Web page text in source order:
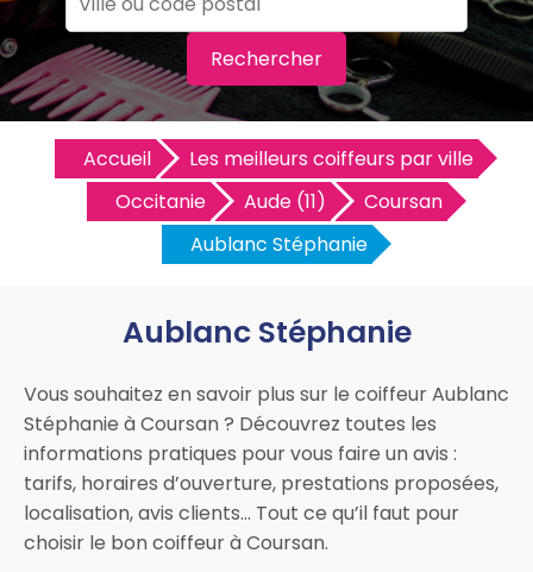
Rechercher
Accueil
Les meilleurs coiffeurs par ville
Occitanie
Aude (11)
Coursan
Aublanc Stéphanie
Aublanc Stéphanie
Vous souhaitez en savoir plus sur le coiffeur Aublanc
Stéphanie à Coursan ? Découvrez toutes les
informations pratiques pour vous faire un avis :
tarifs, horaires d’ouverture, prestations proposées,
localisation, avis clients… Tout ce qu’il faut pour
choisir le bon coiffeur à Coursan.